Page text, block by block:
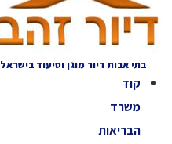
בתי אבות דיור מוגן וסיעוד בישראל
קוד
משרד
הבריאות